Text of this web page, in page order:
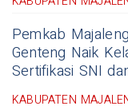
Pemkab
Genteng Naik
Sertifikasi SNI
KABUPATEN